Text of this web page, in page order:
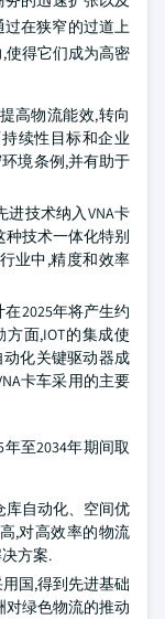
过在狭窄的过道上
使得它们成为高密
高物流能效,转向
续性目标和企业
境条例,并有助于
进技术纳入VNA卡
种技术一体化特别
业中,精度和效率
2025年将产生约
面,IOT的集成使
化关键驱动器成
卡车采用的主要
至2034年期间取
库自动化、空间优
,对高效率的物流
方案.
国,得到先进基础
对绿色物流的推动